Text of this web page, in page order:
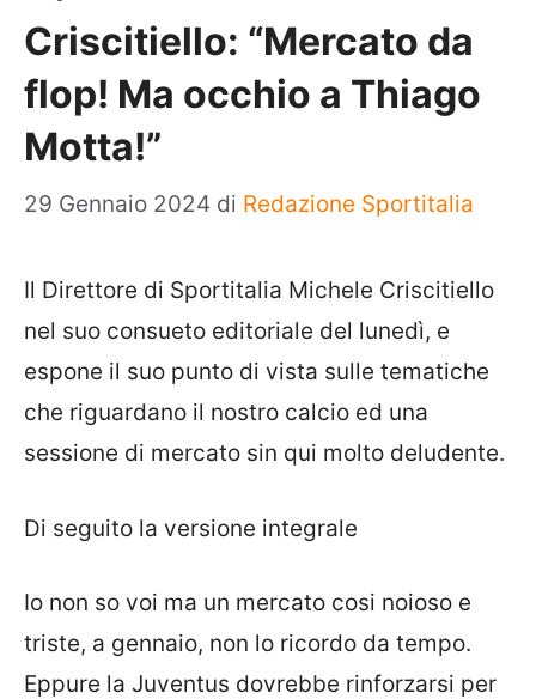
Criscitiello: “Mercato da
flop! Ma occhio a Thiago
Motta!”
29 Gennaio 2024 di Redazione Sportitalia
Il Direttore di Sportitalia Michele Criscitiello
nel suo consueto editoriale del lunedì, e
espone il suo punto di vista sulle tematiche
che riguardano il nostro calcio ed una
sessione di mercato sin qui molto deludente.
Di seguito la versione integrale
Io non so voi ma un mercato cosi noioso e
triste, a gennaio, non lo ricordo da tempo.
Eppure la Juventus dovrebbe rinforzarsi per